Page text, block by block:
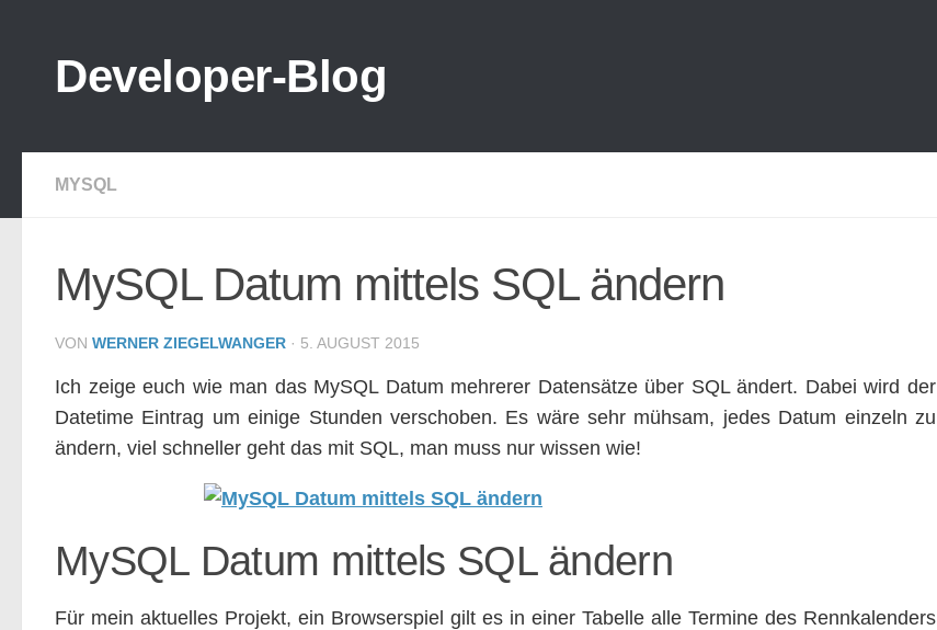
Developer-Blog
MYSQL
MySQL Datum mittels SQL ändern
VON WERNER ZIEGELWANGER · 5. AUGUST 2015
Ich zeige euch wie man das MySQL Datum mehrerer Datensätze über SQL ändert. Dabei wird der
Datetime Eintrag um einige Stunden verschoben. Es wäre sehr mühsam, jedes Datum einzeln zu
ändern, viel schneller geht das mit SQL, man muss nur wissen wie!
MySQL Datum mittels SQL ändern
Für mein aktuelles Projekt, ein Browserspiel gilt es in einer Tabelle alle Termine des Rennkalenders